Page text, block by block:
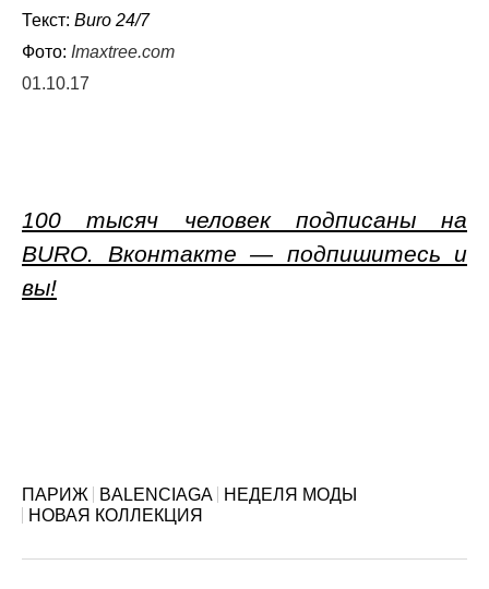
Текст: Buro 24/7
Фото: Imaxtree.com
01.10.17
100 тысяч человек подписаны на
BURO. Вконтакте — подпишитесь и
вы!
ПАРИЖ BALENCIAGA
НЕДЕЛЯ МОДЫ
НОВАЯ КОЛЛЕКЦИЯ